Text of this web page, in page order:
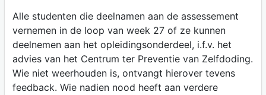
Alle studenten die deelnamen aan de assessement
vernemen in de loop van week 27 of ze kunnen
deelnemen aan het opleidingsonderdeel, i.f.v. het
advies van het Centrum ter Preventie van Zelfdoding.
Wie niet weerhouden is, ontvangt hierover tevens
feedback. Wie nadien nood heeft aan verdere